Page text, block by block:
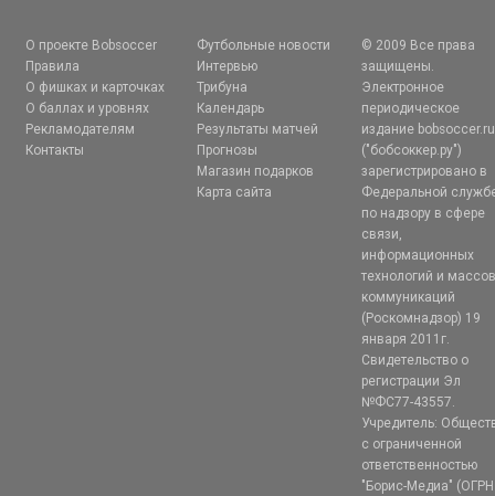
О проекте Bobsoccer
Правила
О фишках и карточках
О баллах и уровнях
Рекламодателям
Контакты
Футбольные новости
Интервью
Трибуна
Календарь
Результаты матчей
Прогнозы
Магазин подарков
Карта сайта
© 2009 Все права
защищены.
Электронное
периодическое
издание bobsoccer.ru
("бобсоккер.ру")
зарегистрировано в
Федеральной
по надзору в сфере
связи,
информационных
технологий и
коммуникаций
(Роскомнадзор) 19
января 2011г.
Свидетельство о
регистрации Эл
№ФС77-43557.
Учредитель:
с ограниченной
ответственностью
"Борис-Медиа" (ОГРН